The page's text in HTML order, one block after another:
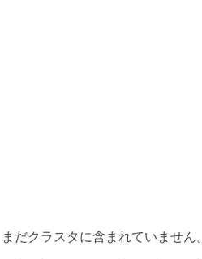
だクラスタに含まれていません。